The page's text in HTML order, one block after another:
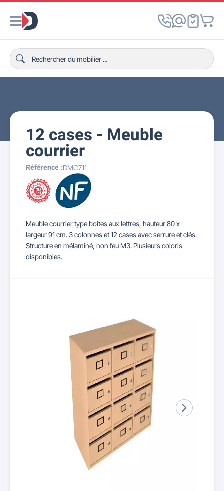
12 cases - Meuble
courrier
Référence :DMC711
Meuble courrier type boites aux lettres, hauteur 80 x
largeur 91 cm. 3 colonnes et 12 cases avec serrure et clés.
Structure en mélaminé, non feu M3. Plusieurs coloris
disponibles.